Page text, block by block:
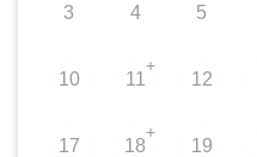
3 4 5
10 11
+
12
17 18
+
19